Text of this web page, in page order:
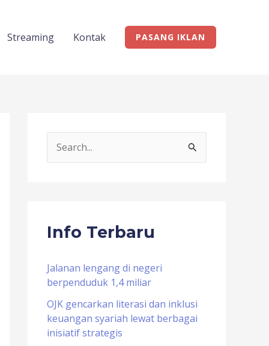
Streaming Kontak PASANG IKLAN
c
f
o
r
:
Info Terbaru
Jalanan lengang di negeri
berpenduduk 1,4 miliar
OJK gencarkan literasi dan inklusi
keuangan syariah lewat berbagai
inisiatif strategis